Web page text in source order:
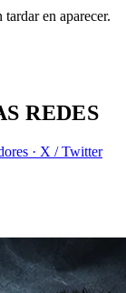
en aparecer.
REDES
· X / Twitter